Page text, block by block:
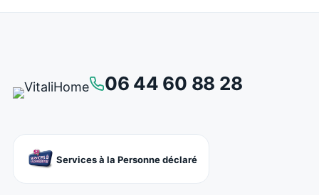
06 44 60 88 28
Services à la Personne déclaré